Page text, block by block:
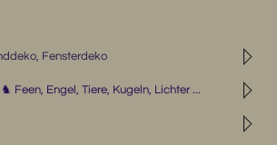
◹
Fensterdeko
◹
Feen, Engel, Tiere, Kugeln, Lichter ...
◹